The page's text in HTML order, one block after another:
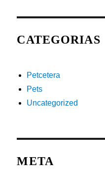
CATEGORIAS
Petcetera
Pets
Uncategorized
META